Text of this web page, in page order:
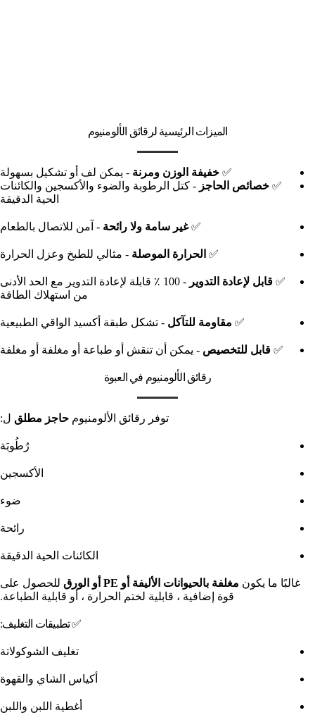
الميزات الرئيسية لرقائق الألومنيوم
✅ خفيفة الوزن ومرنة - يمكن لف أو تشكيل بسهولة
✅ خصائص الحاجز - كتل الرطوبة والضوء والأكسجين والكائنات
الحية الدقيقة
✅غير سامة ولا رائحة - آمن للاتصال بالطعام
✅ الحرارة الموصلة - مثالي للطبخ وعزل الحرارة
✅ قابل لإعادة التدوير
- 100 ٪ قابلة لإعادة التدوير مع الحد الأدنى
من استهلاك الطاقة
✅ مقاومة للتآكل - تشكل طبقة أكسيد الواقي الطبيعية
✅ قابل للتخصيص - يمكن أن تنقش أو طباعة أو مغلفة أو مغلفة
رقائق الألومنيوم في العبوة
توفر رقائق الألومنيوم حاجز مطلق ل:
رُطُوبَة
الأكسجين
ضوء
رائحة
الكائنات الحية الدقيقة
غالبًا ما يكون مغلفة بالحيوانات الأليفة أو PE أو الورق
للحصول على
قوة إضافية ، قابلية لختم الحرارة ، أو قابلية الطباعة.
✅ تطبيقات التغليف:
تغليف الشوكولاتة
أكياس الشاي والقهوة
أغطية اللبن واللبن